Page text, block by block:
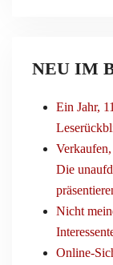
NEU IM
Ein Jahr,
Die
Nicht
Online-